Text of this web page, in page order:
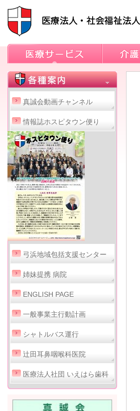
真誠会動画チャンネル
情報誌ホスピタウン便り
弓浜地域包括支援センター
姉妹提携 病院
ENGLISH PAGE
一般事業主行動計画
シャトルバス運行
辻田耳鼻咽喉科医院
医療法人社団 いえはら歯科